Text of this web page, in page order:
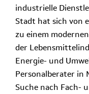
industrielle
Stadt hat sich von
zu einem
der
Energie- und
Personalberater in
Suche nach Fach-